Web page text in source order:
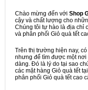
Chào mừng đến với Shop
cậy và chất lượng cho
Chúng tôi tự hào là địa chỉ
và phân phối Giỏ quà tết
Trên thị trường hiện nay,
nhưng để tìm được một
dàng. Đó là lý do tại sao
các mặt hàng Giỏ quà tết
phân phối Giỏ quà tết cao